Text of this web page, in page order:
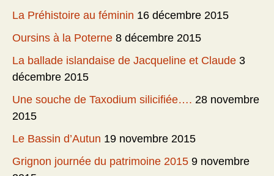
La Préhistoire au féminin 16 décembre 2015
Oursins à la Poterne 8 décembre 2015
La ballade islandaise de Jacqueline et Claude 3
décembre 2015
Une souche de Taxodium silicifiée…. 28 novembre
2015
Le Bassin d’Autun 19 novembre 2015
Grignon journée du patrimoine 2015 9 novembre